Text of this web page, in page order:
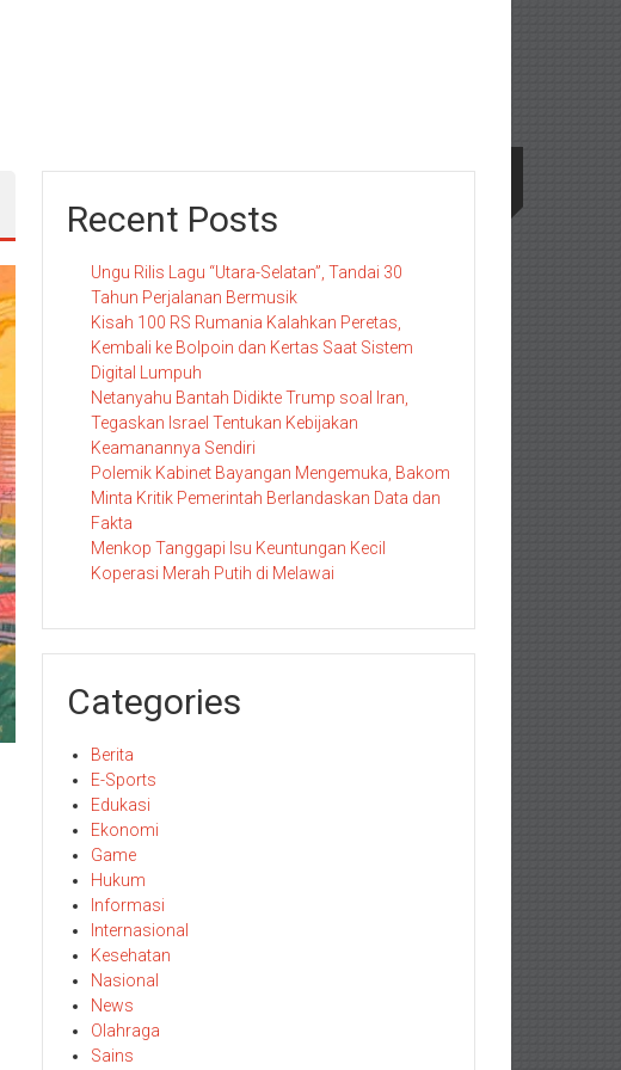
Recent Posts
Ungu Rilis Lagu “Utara-Selatan”, Tandai 30
Tahun Perjalanan Bermusik
Kisah 100 RS Rumania Kalahkan Peretas,
Kembali ke Bolpoin dan Kertas Saat Sistem
Digital Lumpuh
Netanyahu Bantah Didikte Trump soal Iran,
Tegaskan Israel Tentukan Kebijakan
Keamanannya Sendiri
Polemik Kabinet Bayangan Mengemuka, Bakom
Minta Kritik Pemerintah Berlandaskan Data dan
Fakta
Menkop Tanggapi Isu Keuntungan Kecil
Koperasi Merah Putih di Melawai
Categories
Berita
E-Sports
Edukasi
Ekonomi
Game
Hukum
Informasi
Internasional
Kesehatan
Nasional
News
Olahraga
Sains